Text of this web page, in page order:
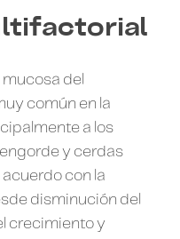
mucosa del
común en la
a los
y cerdas
con la
disminución del
crecimiento y